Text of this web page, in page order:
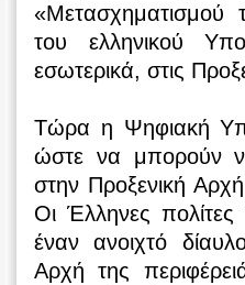
«Μετασχηματισμού
του ελληνικού
εσωτερικά, στις
Τώρα η Ψηφιακή
ώστε να μπορούν
στην Προξενική
Οι Έλληνες πολίτες
έναν ανοιχτό
Αρχή της